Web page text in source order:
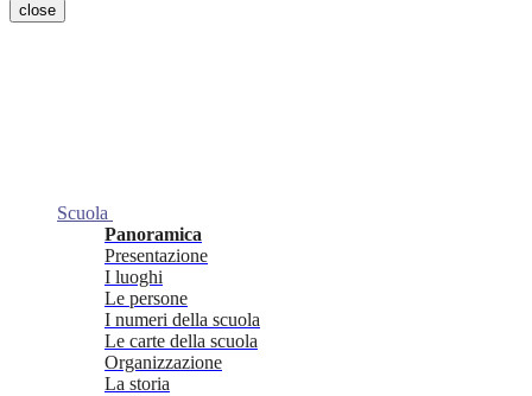
close
Scuola
Panoramica
Presentazione
I luoghi
Le persone
I numeri della scuola
Le carte della scuola
Organizzazione
La storia